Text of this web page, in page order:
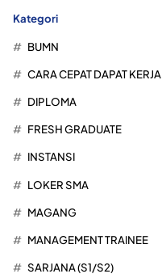
Kategori
BUMN
CARA CEPAT DAPAT KERJA
DIPLOMA
FRESH GRADUATE
INSTANSI
LOKER SMA
MAGANG
MANAGEMENT TRAINEE
SARJANA (S1/S2)